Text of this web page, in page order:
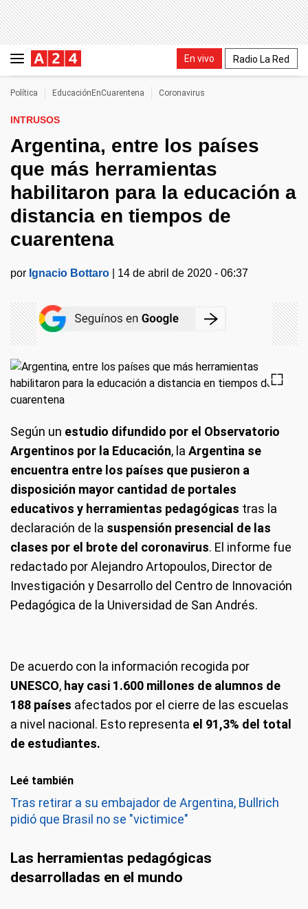
En vivo Radio La Red
Política EducaciónEnCuarentena Coronavirus
INTRUSOS
Argentina, entre los países
que más herramientas
habilitaron para la educación a
distancia en tiempos de
cuarentena
por Ignacio Bottaro 14 de abril de 2020 - 06:37
Según un estudio difundido por el Observatorio
Argentinos por la Educación, la Argentina se
encuentra entre los países que pusieron a
disposición mayor cantidad de portales
educativos y herramientas pedagógicas tras la
declaración de la suspensión presencial de las
clases por el brote del coronavirus. El informe fue
redactado por Alejandro Artopoulos, Director de
Investigación y Desarrollo del Centro de Innovación
Pedagógica de la Universidad de San Andrés.
De acuerdo con la información recogida por
UNESCO, hay casi 1.600 millones de alumnos de
188 países afectados por el cierre de las escuelas
a nivel nacional. Esto representa el 91,3% del total
de estudiantes.
Leé también
Tras retirar a su embajador de Argentina, Bullrich
pidió que Brasil no se "victimice"
Las herramientas pedagógicas
desarrolladas en el mundo